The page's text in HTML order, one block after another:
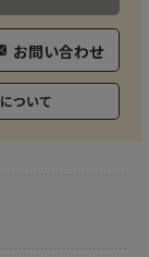
お問い合わせ
ついて